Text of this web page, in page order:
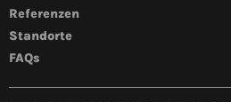
Referenzen
Standorte
FAQs